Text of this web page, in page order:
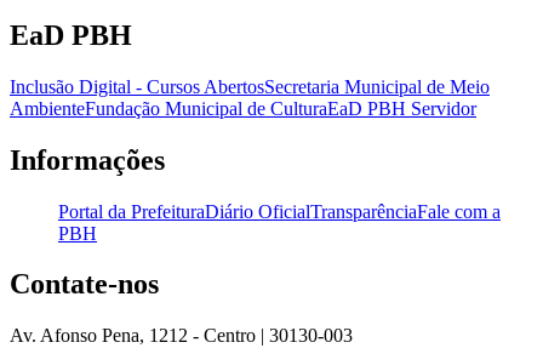
EaD PBH
Inclusão Digital - Cursos AbertosSecretaria Municipal de Meio
AmbienteFundação Municipal de CulturaEaD PBH Servidor
Informações
Portal da PrefeituraDiário OficialTransparênciaFale com a
PBH
Contate-nos
Av. Afonso Pena, 1212 - Centro | 30130-003